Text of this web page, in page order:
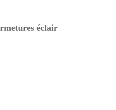
éclair